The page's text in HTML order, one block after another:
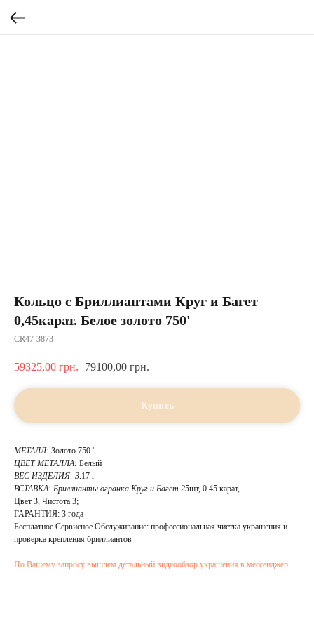
Кольцо с Бриллиантами Круг и Багет
0,45карат. Белое золото 750'
CR47-3873
59325,00 грн. 79100,00 грн.
Купить
МЕТАЛЛ: Золото 750 '
ЦВЕТ МЕТАЛЛА: Белый
ВЕС ИЗДЕЛИЯ: 3.17 г
ВСТАВКА: Бриллианты огранка Круг и Багет 25шт, 0.45 карат,
Цвет 3, Чистота 3;
ГАРАНТИЯ: 3 года
Бесплатное Сервисное Обслуживание: профессиональная чистка украшения и
проверка крепления бриллиантов
По Вашему запросу вышлем детальный видеообзор украшения в мессенджер